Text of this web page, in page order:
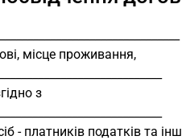
батькові, місце проживання,
згідно з
- платників податків та